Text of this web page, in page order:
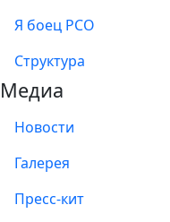
Я боец РСО
Структура
Медиа
Новости
Галерея
Пресс-кит